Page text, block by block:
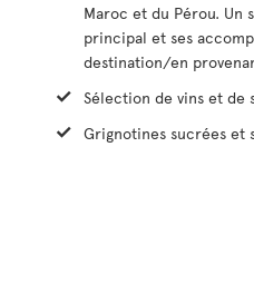
Maroc et du Pérou. Un
principal et ses
destination/en
Sélection de vins et de
Grignotines sucrées et